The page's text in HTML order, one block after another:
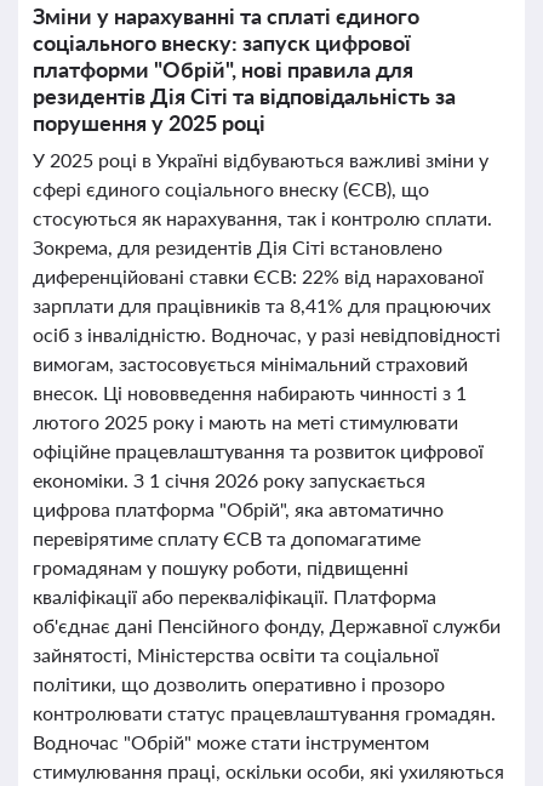
Зміни у нарахуванні та сплаті єдиного
соціального внеску: запуск цифрової
платформи "Обрій", нові правила для
резидентів Дія Сіті та відповідальність за
порушення у 2025 році
У 2025 році в Україні відбуваються важливі зміни у
сфері єдиного соціального внеску (ЄСВ), що
стосуються як нарахування, так і контролю сплати.
Зокрема, для резидентів Дія Сіті встановлено
диференційовані ставки ЄСВ: 22% від нарахованої
зарплати для працівників та 8,41% для працюючих
осіб з інвалідністю. Водночас, у разі невідповідності
вимогам, застосовується мінімальний страховий
внесок. Ці нововведення набирають чинності з 1
лютого 2025 року і мають на меті стимулювати
офіційне працевлаштування та розвиток цифрової
економіки. З 1 січня 2026 року запускається
цифрова платформа "Обрій", яка автоматично
перевірятиме сплату ЄСВ та допомагатиме
громадянам у пошуку роботи, підвищенні
кваліфікації або перекваліфікації. Платформа
об'єднає дані Пенсійного фонду, Державної служби
зайнятості, Міністерства освіти та соціальної
політики, що дозволить оперативно і прозоро
контролювати статус працевлаштування громадян.
Водночас "Обрій" може стати інструментом
стимулювання праці, оскільки особи, які ухиляються